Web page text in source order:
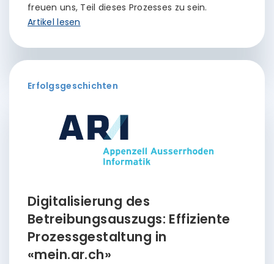
freuen uns, Teil dieses Prozesses zu sein.
Artikel lesen
Erfolgsgeschichten
Digitalisierung des
Betreibungsauszugs: Effiziente
Prozessgestaltung in
«mein.ar.ch»